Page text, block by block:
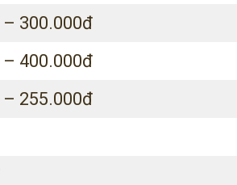
– 300.000đ
– 400.000đ
– 255.000đ